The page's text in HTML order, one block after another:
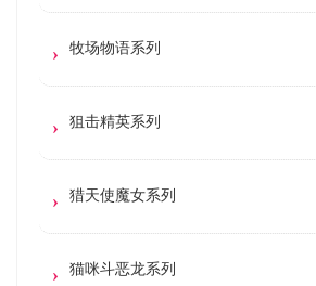
牧场物语系列
狙击精英系列
猎天使魔女系列
猫咪斗恶龙系列